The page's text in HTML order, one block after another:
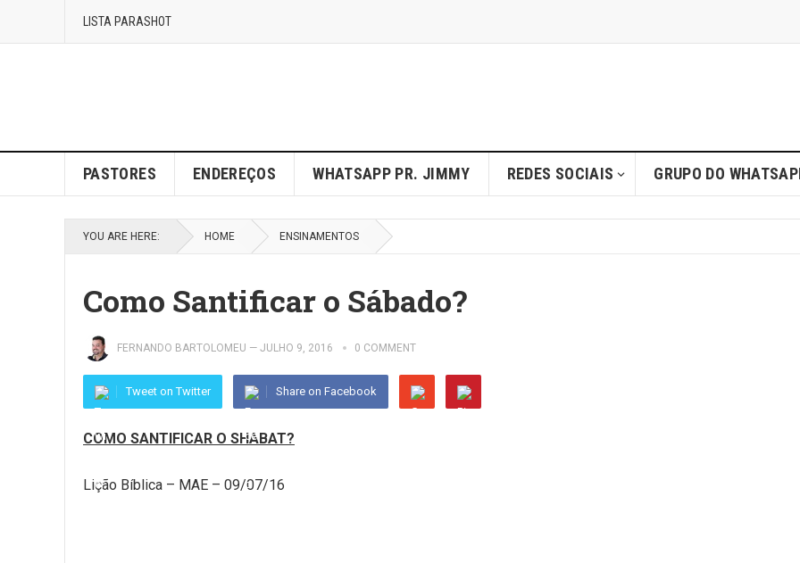
LISTA PARASHOT
PASTORES ENDEREÇOS WHATSAPP PR. JIMMY REDES SOCIAIS GRUPO DO
YOU ARE HERE: HOME ENSINAMENTOS
Como Santificar o Sábado?
FERNANDO BARTOLOMEU — JULHO 9, 2016 0 COMMENT
Tweet on Twitter Share on Facebook
COMO SANTIFICAR O SHABAT?
Lição Bíblica – MAE – 09/07/16